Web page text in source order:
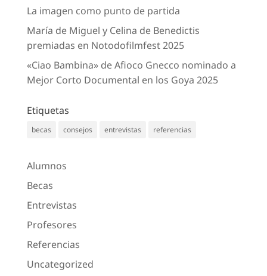
La imagen como punto de partida
María de Miguel y Celina de Benedictis
premiadas en Notodofilmfest 2025
«Ciao Bambina» de Afioco Gnecco nominado a
Mejor Corto Documental en los Goya 2025
Etiquetas
becas consejos entrevistas referencias
Alumnos
Becas
Entrevistas
Profesores
Referencias
Uncategorized